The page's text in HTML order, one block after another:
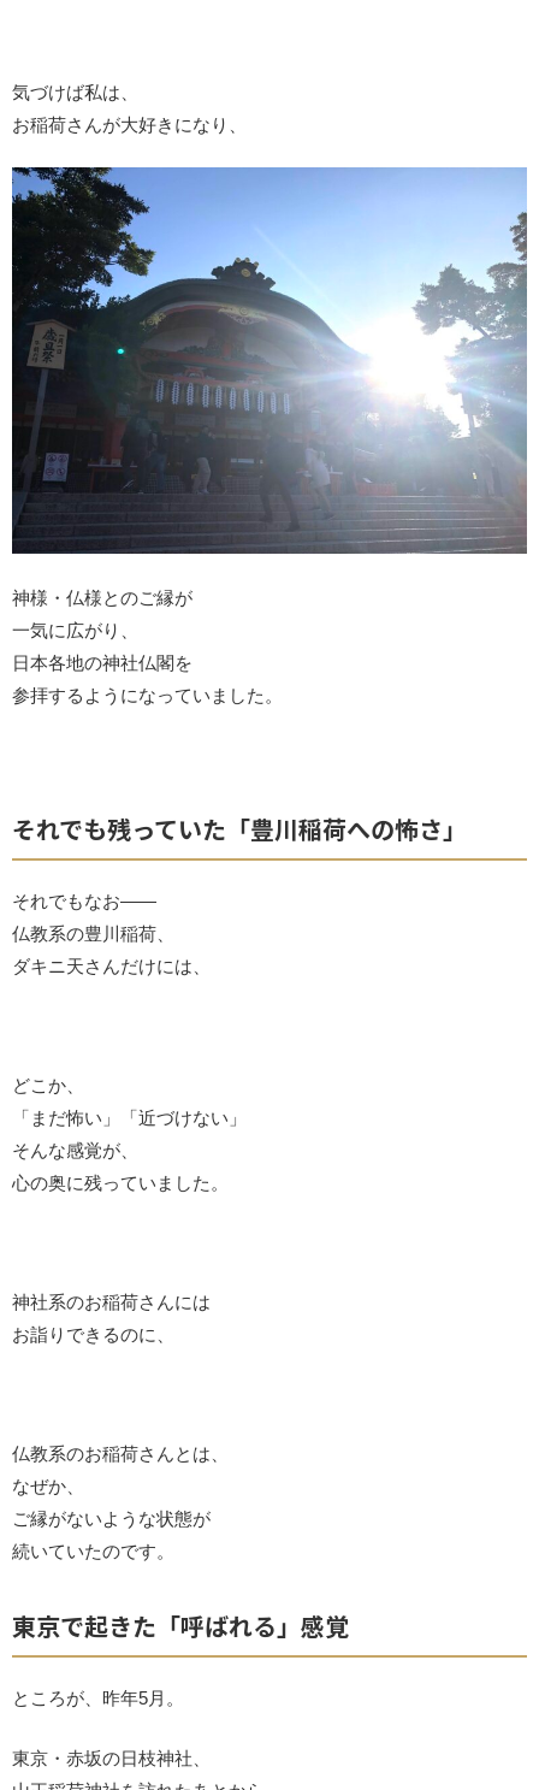
気づけば私は、
お稲荷さんが大好きになり、
神様・仏様とのご縁が
一気に広がり、
日本各地の神社仏閣を
参拝するようになっていました。
それでも残っていた「豊川稲荷への怖さ」
それでもなお――
仏教系の豊川稲荷、
ダキニ天さんだけには、
どこか、
「まだ怖い」「近づけない」
そんな感覚が、
心の奥に残っていました。
神社系のお稲荷さんには
お詣りできるのに、
仏教系のお稲荷さんとは、
なぜか、
ご縁がないような状態が
続いていたのです。
東京で起きた「呼ばれる」感覚
ところが、昨年5月。
東京・赤坂の日枝神社、